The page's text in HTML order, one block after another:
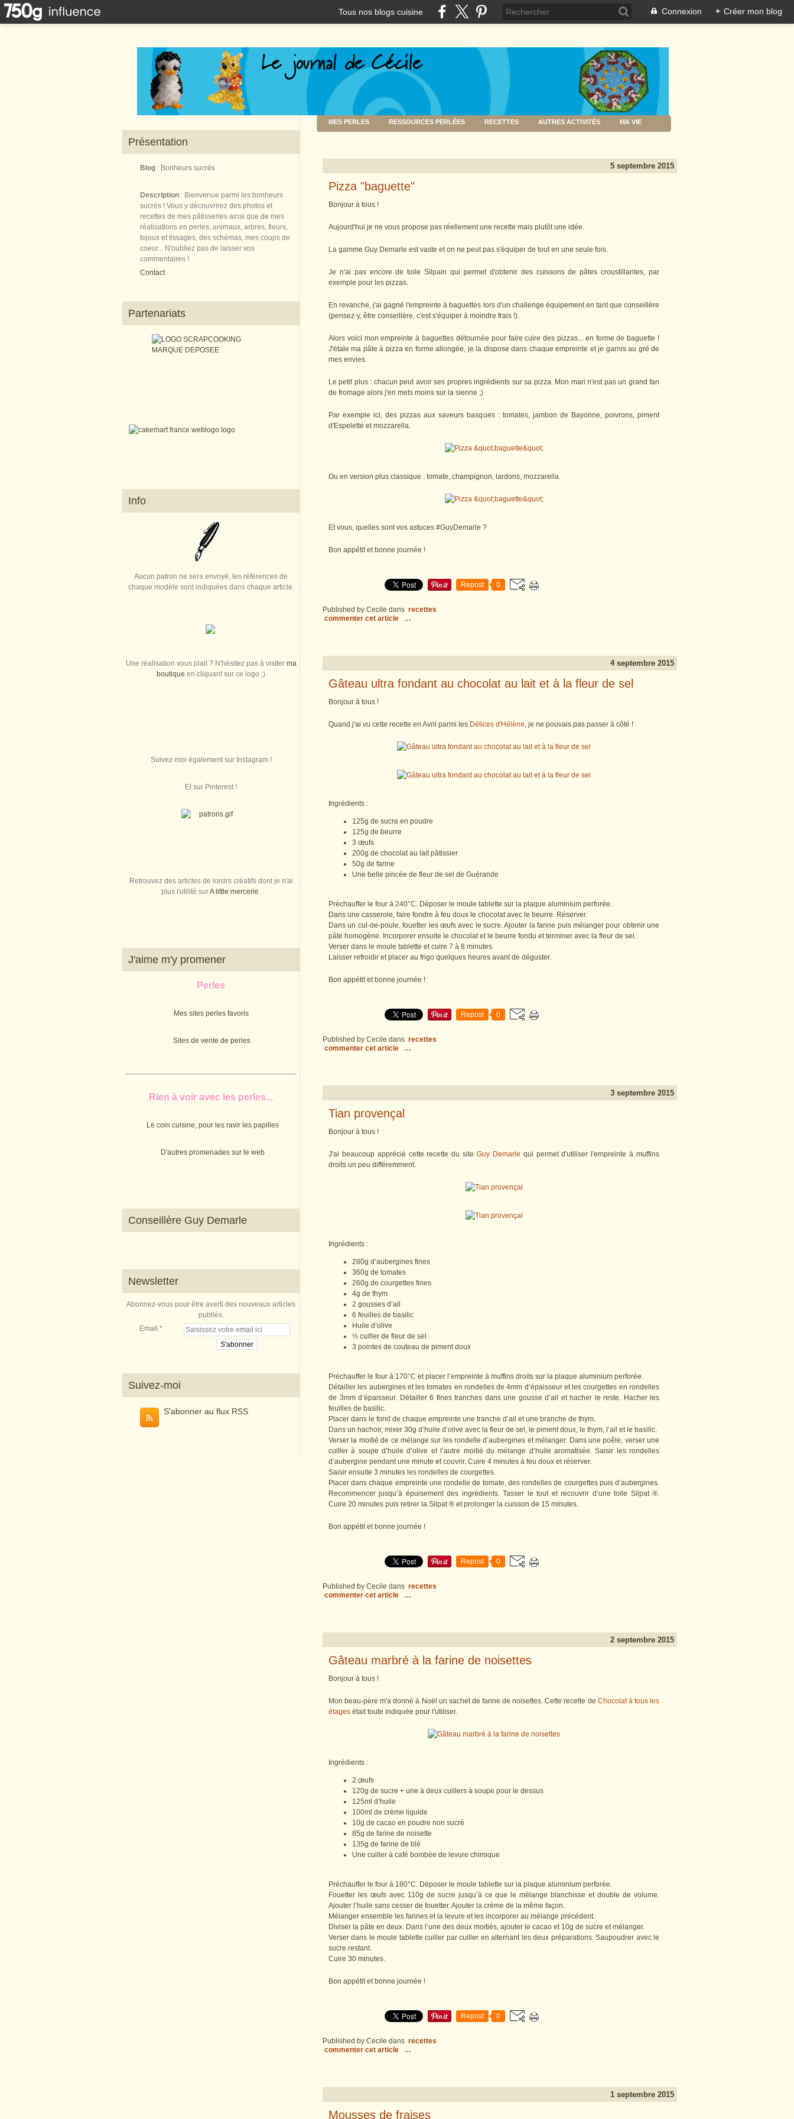
Tous nos blogs cuisine Connexion + Créer mon blog
Présentation
Blog : Bonheurs sucrés
Description : Bienvenue parmi les bonheurs
sucrés ! Vous y découvrirez des photos et
recettes de mes pâtisseries ainsi que de mes
réalisations en perles, animaux, arbres, fleurs,
bijoux et tissages, des schémas, mes coups de
coeur... N'oubliez pas de laisser vos
commentaires !
Contact
Partenariats
Info
Aucun patron ne sera envoyé, les références de
chaque modèle sont indiquées dans chaque article.
Une réalisation vous plait ? N'hésitez pas à visiter ma
boutique en cliquant sur ce logo ;)
Suivez-moi également sur Instagram !
Et sur Pinterest !
Retrouvez des articles de loisirs créatifs dont je n'ai
plus l'utilité surA little mercerie.
J'aime m'y promener
Perles
Mes sites perles favoris
Sites de vente de perles
Rien à voir avec les perles...
Le coin cuisine, pour les ravir les papilles
D'autres promenades sur le web
Conseillère Guy Demarle
Newsletter
Abonnez-vous pour être averti des nouveaux articles
publiés.
Email
Suivez-moi
S'abonner au flux RSS
MES PERLES RESSOURCES PERLÉES RECETTES AUTRES ACTIVITÉS MA VIE
5 septembre 2015
Pizza "baguette"
Bonjour à tous !
Aujourd'hui je ne vous propose pas réellement une recette mais plutôt une idée.
La gamme Guy Demarle est vaste et on ne peut pas s'équiper de tout en une seule fois.
Je n'ai pas encore de toile Silpain qui permet d'obtenir des cuissons de pâtes croustillantes, par
exemple pour les pizzas.
En revanche, j'ai gagné l'empreinte à baguettes lors d'un challenge équipement en tant que conseillère
(pensez-y, être conseillère, c'est s'équiper à moindre frais !).
Alors voici mon empreinte à baguettes détournée pour faire cuire des pizzas... en forme de baguette !
J'étale ma pâte à pizza en forme allongée, je la dispose dans chaque empreinte et je garnis au gré de
mes envies.
Le petit plus : chacun peut avoir ses propres ingrédients sur sa pizza. Mon mari n'est pas un grand fan
de fromage alors j'en mets moins sur la sienne ;)
Par exemple ici, des pizzas aux saveurs basques : tomates, jambon de Bayonne, poivrons, piment
d'Espelette et mozzarella.
Ou en version plus classique : tomate, champignon, lardons, mozzarella.
Et vous, quelles sont vos astuces #GuyDemarle ?
Bon appétit et bonne journée !
Repost 0
Published by Cecile dans recettes
commenter cet article
…
4 septembre 2015
Gâteau ultra fondant au chocolat au lait et à la fleur de sel
Bonjour à tous !
Quand j'ai vu cette recette en Avril parmi les Délices d'Hélène, je ne pouvais pas passer à côté !
Ingrédients :
125g de sucre en poudre
125g de beurre
3 œufs
200g de chocolat au lait pâtissier
50g de farine
Une belle pincée de fleur de sel de Guérande
Préchauffer le four à 240°C. Déposer le moule tablette sur la plaque aluminium perforée.
Dans une casserole, faire fondre à feu doux le chocolat avec le beurre. Réserver.
Dans un cul-de-poule, fouetter les œufs avec le sucre. Ajouter la farine puis mélanger pour obtenir une
pâte homogène. Incorporer ensuite le chocolat et le beurre fondu et terminer avec la fleur de sel.
Verser dans le moule tablette et cuire 7 à 8 minutes.
Laisser refroidir et placer au frigo quelques heures avant de déguster.
Bon appétit et bonne journée !
Repost 0
Published by Cecile dans recettes
commenter cet article
…
3 septembre 2015
Tian provençal
Bonjour à tous !
J'ai beaucoup apprécié cette recette du site Guy Demarle qui permet d'utiliser l'empreinte à muffins
droits un peu différemment.
Ingrédients :
280g d’aubergines fines
360g de tomates
260g de courgettes fines
4g de thym
2 gousses d’ail
6 feuilles de basilic
Huile d’olive
½ cuiller de fleur de sel
3 pointes de couteau de piment doux
Préchauffer le four à 170°C et placer l’empreinte à muffins droits sur la plaque aluminium perforée.
Détailler les aubergines et les tomates en rondelles de 4mm d’épaisseur et les courgettes en rondelles
de 3mm d’épaisseur. Détailler 6 fines tranches dans une gousse d’ail et hacher le reste. Hacher les
feuilles de basilic.
Placer dans le fond de chaque empreinte une tranche d’ail et une branche de thym.
Dans un hachoir, mixer 30g d’huile d’olive avec la fleur de sel, le piment doux, le thym, l’ail et le basilic.
Verser la moitié de ce mélange sur les rondelle d’aubergines et mélanger. Dans une poêle, verser une
cuiller à soupe d’huile d’olive et l’autre moitié du mélange d’huile aromatisée. Saisir les rondelles
d’aubergine pendant une minute et couvrir. Cuire 4 minutes à feu doux et réserver.
Saisir ensuite 3 minutes les rondelles de courgettes.
Placer dans chaque empreinte une rondelle de tomate, des rondelles de courgettes puis d’aubergines.
Recommencer jusqu’à épuisement des ingrédients. Tasser le tout et recouvrir d’une toile Silpat ®.
Cuire 20 minutes puis retirer la Silpat ® et prolonger la cuisson de 15 minutes.
Bon appétit et bonne journée !
Repost 0
Published by Cecile dans recettes
commenter cet article
…
2 septembre 2015
Gâteau marbré à la farine de noisettes
Bonjour à tous !
Mon beau-père m'a donné à Noël un sachet de farine de noisettes. Cette recette de Chocolat à tous les
étages était toute indiquée pour l'utiliser.
Ingrédients :
2 œufs
120g de sucre + une à deux cuillers à soupe pour le dessus
125ml d’huile
100ml de crème liquide
10g de cacao en poudre non sucré
85g de farine de noisette
135g de farine de blé
Une cuiller à café bombée de levure chimique
Préchauffer le four à 180°C. Déposer le moule tablette sur la plaque aluminium perforée.
Fouetter les œufs avec 110g de sucre jusqu’à ce que le mélange blanchisse et double de volume.
Ajouter l’huile sans cesser de fouetter. Ajouter la crème de la même façon.
Mélanger ensemble les farines et la levure et les incorporer au mélange précédent.
Diviser la pâte en deux. Dans l’une des deux moitiés, ajouter le cacao et 10g de sucre et mélanger.
Verser dans le moule tablette cuiller par cuiller en alternant les deux préparations. Saupoudrer avec le
sucre restant.
Cuire 30 minutes.
Bon appétit et bonne journée !
Repost 0
Published by Cecile dans recettes
commenter cet article
…
1 septembre 2015
Mousses de fraises